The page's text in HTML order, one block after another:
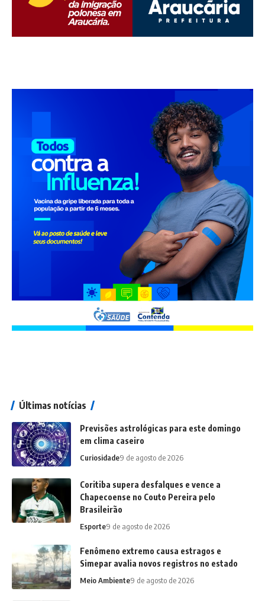
Últimas notícias
Previsões astrológicas para este domingo
em clima caseiro
Curiosidade9 de agosto de 2026
Coritiba supera desfalques e vence a
Chapecoense no Couto Pereira pelo
Brasileirão
Esporte9 de agosto de 2026
Fenômeno extremo causa estragos e
Simepar avalia novos registros no estado
Meio Ambiente9 de agosto de 2026